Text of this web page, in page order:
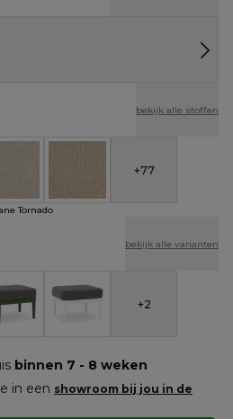
bekijk alle stoffen
- Savane Tornado
- Althea Off White
Weather Cosytica - Althea Chalk
All Weather Cosytica - Althea
+77
Tornado
bekijk alle varianten
aluminium
+2
binnen 7 - 8 weken
in een showroom bij jou in de